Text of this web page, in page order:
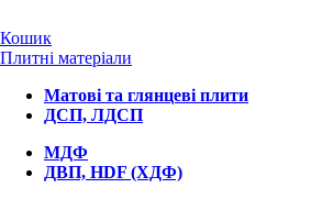
Кошик
Плитні матеріали
Матові та глянцеві плити
ДСП, ЛДСП
МДФ
ДВП, HDF (ХДФ)